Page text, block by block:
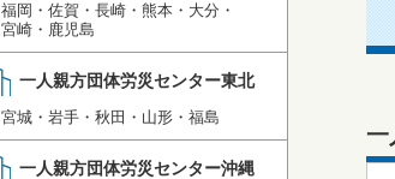
一
福岡・佐賀・長崎・熊本・大分・
宮崎・鹿児島
一人親方団体労災センター東北
宮城・岩手・秋田・山形・福島
一人親方団体労災センター沖縄